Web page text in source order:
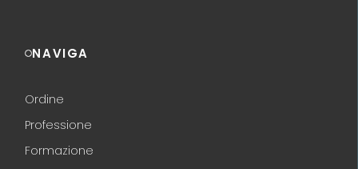
NAVIGA
Ordine
Professione
Formazione